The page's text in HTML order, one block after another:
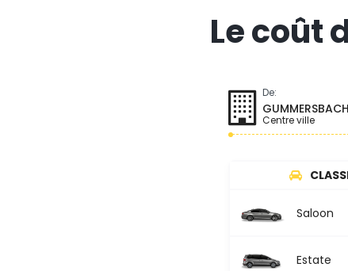
Le coût
De:
GUMMERSBACH
Centre ville
Saloon
Estate